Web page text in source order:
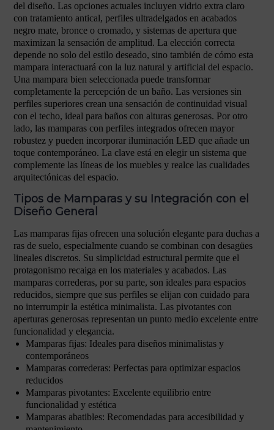
del diseño. Las opciones actuales incluyen vidrio extra claro
con tratamiento antical, perfiles ultradelgados en acabados
negro mate, bronce o cromado, y sistemas de apertura que
maximizan la sensación de amplitud. La elección correcta
depende no solo del estilo deseado, sino también de cómo esta
mampara interactuará con la luz natural y artificial del espacio.
Una mampara bien seleccionada puede transformar
completamente la percepción de un baño. Las versiones sin
perfiles superiores crean una sensación de continuidad visual
con el techo, ideal para baños con alturas generosas. Por otro
lado, las mamparas con perfiles integrados ofrecen mayor
robustez y pueden incorporar iluminación LED que añade un
toque contemporáneo. La clave está en elegir un sistema que
complemente las líneas de los muebles y realce las cualidades
arquitectónicas del espacio.
Tipos de Mamparas y su Integración con el
Diseño General
Las mamparas fijas ofrecen una solución elegante para duchas a
ras de suelo, especialmente cuando se combinan con desagües
lineales discretos. Su simplicidad estructural permite que el
protagonismo recaiga en los materiales y acabados. Las
mamparas correderas, por su parte, son ideales para espacios
reducidos, siempre que sus perfiles se elijan con cuidado para
no interrumpir la estética minimalista. Las pivotantes con
aperturas generosas representan un punto medio excelente entre
funcionalidad y elegancia.
Mamparas fijas: Ideales para diseños minimalistas y
contemporáneos
Mamparas correderas: Perfectas para optimizar espacios
reducidos
Mamparas pivotantes: Excelente equilibrio entre
funcionalidad y estética
Mamparas abatibles: Recomendadas para accesibilidad y